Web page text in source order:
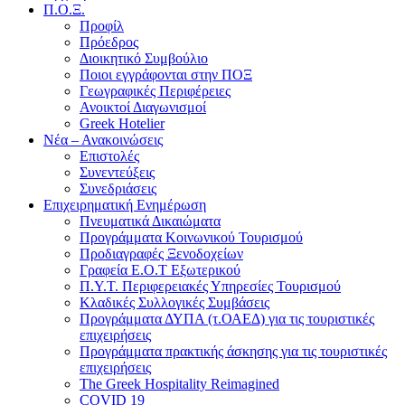
Π.Ο.Ξ.
Προφίλ
Πρόεδρος
Διοικητικό Συμβούλιο
Ποιοι εγγράφονται στην ΠΟΞ
Γεωγραφικές Περιφέρειες
Ανοικτοί Διαγωνισμoί
Greek Hotelier
Νέα – Ανακοινώσεις
Επιστολές
Συνεντεύξεις
Συνεδριάσεις
Επιχειρηματική Ενημέρωση
Πνευματικά Δικαιώματα
Προγράμματα Κοινωνικού Τουρισμού
Προδιαγραφές Ξενοδοχείων
Γραφεία Ε.Ο.Τ Εξωτερικού
Π.Υ.Τ. Περιφερειακές Υπηρεσίες Τουρισμού
Κλαδικές Συλλογικές Συμβάσεις
Προγράμματα ΔΥΠΑ (τ.ΟΑΕΔ) για τις τουριστικές
επιχειρήσεις
Προγράμματα πρακτικής άσκησης για τις τουριστικές
επιχειρήσεις
The Greek Hospitality Reimagined
COVID 19